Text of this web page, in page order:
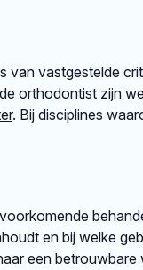
van vastgestelde
orthodontist zijn
. Bij disciplines
en bij welke
een betrouwbare